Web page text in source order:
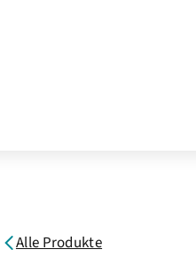
Alle Produkte